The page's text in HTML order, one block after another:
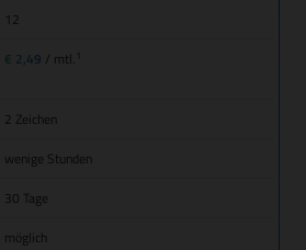
12
€ 2,49 / mtl.
2 Zeichen
wenige Stunden
30 Tage
möglich